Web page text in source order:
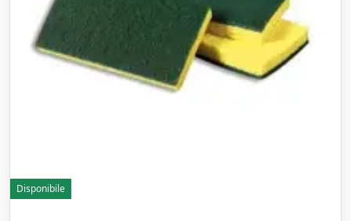
Disponibile